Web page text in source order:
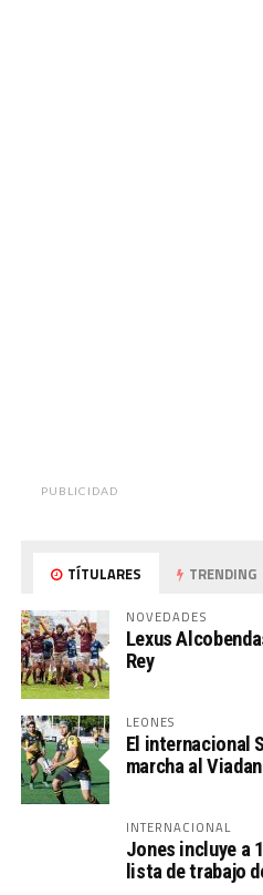
PUBLICIDAD
TÍTULARES TRENDING
NOVEDADES
Lexus
Rey
LEONES
El internacional
marcha al
INTERNACIONAL
Jones incluye a
lista de trabajo